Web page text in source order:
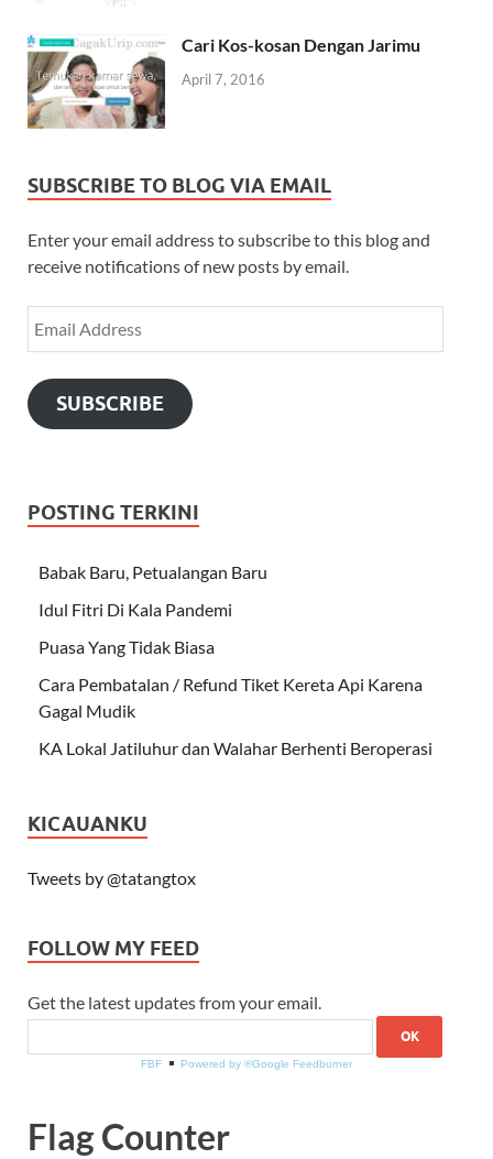
Cari Kos-kosan Dengan Jarimu
April 7, 2016
SUBSCRIBE TO BLOG VIA EMAIL
Enter your email address to subscribe to this blog and
receive notifications of new posts by email.
SUBSCRIBE
POSTING TERKINI
Babak Baru, Petualangan Baru
Idul Fitri Di Kala Pandemi
Puasa Yang Tidak Biasa
Cara Pembatalan / Refund Tiket Kereta Api Karena
Gagal Mudik
KA Lokal Jatiluhur dan Walahar Berhenti Beroperasi
KICAUANKU
Tweets by @tatangtox
FOLLOW MY FEED
Get the latest updates from your email.
FBF Powered by ®Google Feedburner
Flag Counter